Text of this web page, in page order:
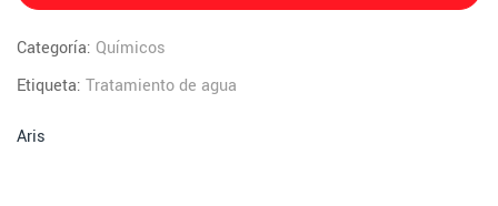
Categoría: Químicos
Etiqueta: Tratamiento de agua
Aris